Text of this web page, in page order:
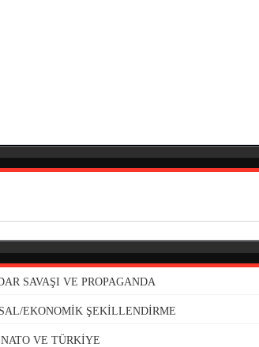
SAVAŞI VE PROPAGANDA
EKONOMİK ŞEKİLLENDİRME
VE TÜRKİYE